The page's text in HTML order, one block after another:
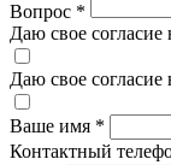
Вопрос *
Даю свое согласие
Даю свое
Ваше имя *
Контактный